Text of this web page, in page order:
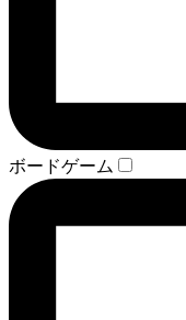
ボードゲーム